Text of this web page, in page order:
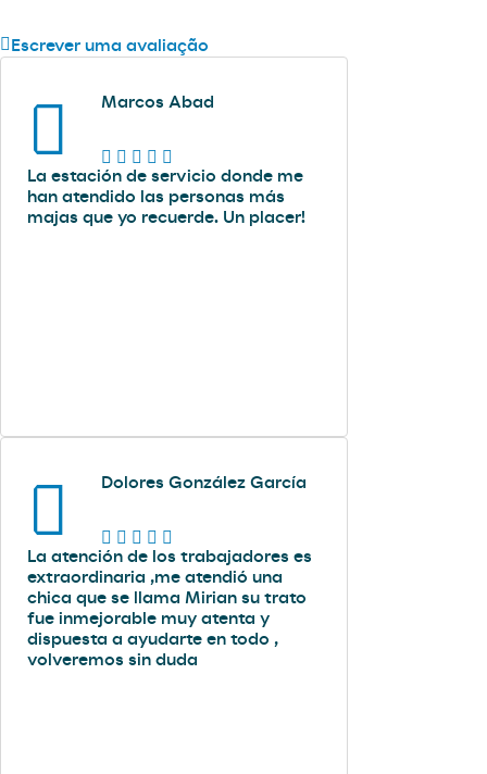
Escrever uma avaliação
Marcos Abad
La estación de servicio donde me
han atendido las personas más
majas que yo recuerde. Un placer!
Dolores González García
La atención de los trabajadores es
extraordinaria ,me atendió una
chica que se llama Mirian su trato
fue inmejorable muy atenta y
dispuesta a ayudarte en todo ,
volveremos sin duda